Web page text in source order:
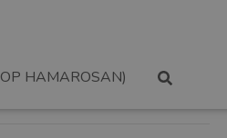
HAMAROSAN)